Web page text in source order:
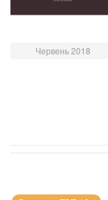
Червень 2018